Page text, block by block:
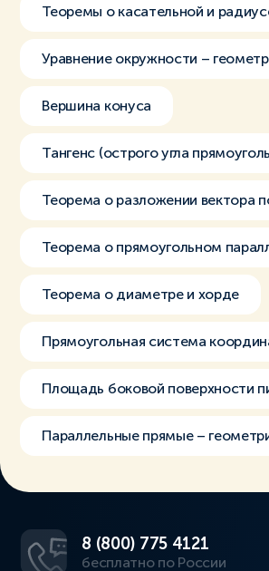
Теоремы о касательной и
Уравнение окружности –
Вершина конуса
Тангенс (острого угла
Теорема о разложении вектора
Теорема о прямоугольном
Теорема о диаметре и хорде
Прямоугольная система
Площадь боковой поверхности
Параллельные прямые –
8 (800) 775 4121
бесплатно по России